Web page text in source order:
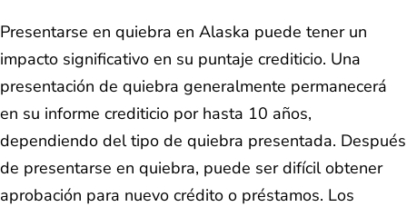
Presentarse en quiebra en Alaska puede tener un
impacto significativo en su puntaje crediticio. Una
presentación de quiebra generalmente permanecerá
en su informe crediticio por hasta 10 años,
dependiendo del tipo de quiebra presentada. Después
de presentarse en quiebra, puede ser difícil obtener
aprobación para nuevo crédito o préstamos. Los